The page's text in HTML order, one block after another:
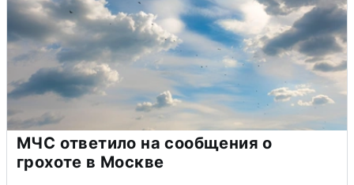
МЧС ответило на сообщения о
грохоте в Москве